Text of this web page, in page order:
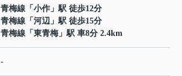
青梅線 「 小作 」駅 徒歩12分
青梅線 「 河辺 」駅 徒歩15分
青梅線 「 東青梅」駅 車8分 2.4km
-